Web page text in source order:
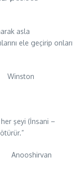
asla
ele geçirip onları
şeyi (İnsani –